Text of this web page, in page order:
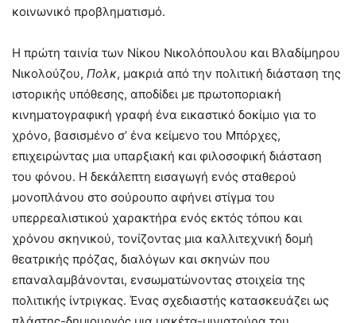
κοινωνικό προβληματισμό.
Η πρώτη ταινία των Νίκου Νικολόπουλου και Βλαδίμηρου
Νικολούζου, Πολκ, μακριά από την πολιτική διάσταση της
ιστορικής υπόθεσης, αποδίδει με πρωτοποριακή
κινηματογραφική γραφή ένα εικαστικό δοκίμιο για το
χρόνο, βασισμένο σ’ ένα κείμενο του Μπόρχες,
επιχειρώντας μια υπαρξιακή και φιλοσοφική διάσταση
του φόνου. Η δεκάλεπτη εισαγωγή ενός σταθερού
μονοπλάνου στο σούρουπο αφήνει στίγμα του
υπερρεαλιστικού χαρακτήρα ενός εκτός τόπου και
χρόνου σκηνικού, τονίζοντας μια καλλιτεχνική δομή
θεατρικής πρόζας, διαλόγων και σκηνών που
επαναλαμβάνονται, ενσωματώνοντας στοιχεία της
πολιτικής ίντριγκας. Ένας σχεδιαστής κατασκευάζει ως